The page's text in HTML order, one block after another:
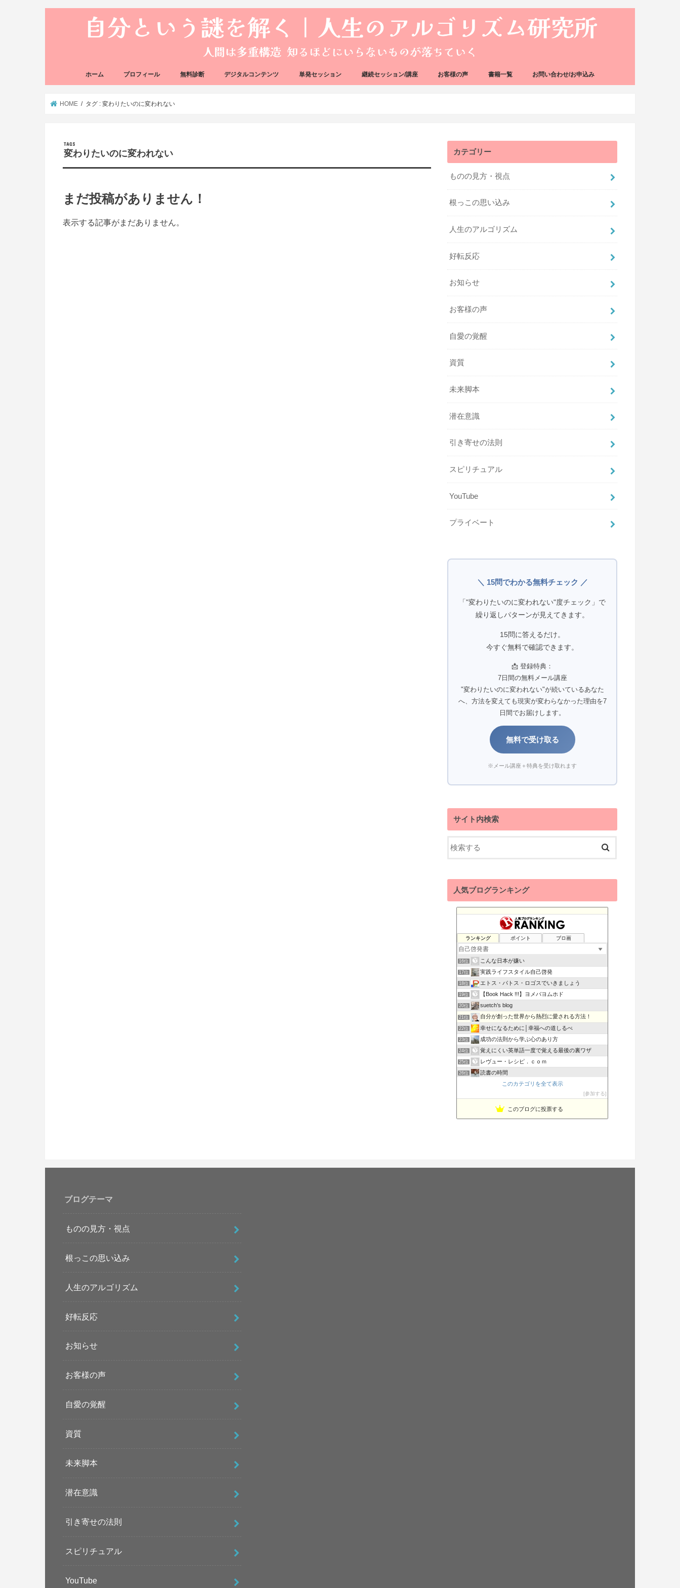
ホーム プロフィール 無料診断 デジタルコンテンツ 単発セッション 継続セッション/講座 お客様の声 書籍一覧 お問い合わせ/お申込み
HOME タグ : 変わりたいのに変われない
変わりたいのに変われない
まだ投稿がありません！
表示する記事がまだありません。
カテゴリー
ものの見方・視点
根っこの思い込み
人生のアルゴリズム
好転反応
お知らせ
お客様の声
自愛の覚醒
資質
未来脚本
潜在意識
引き寄せの法則
スピリチュアル
YouTube
プライベート
＼ 15問でわかる無料チェック ／
「"変わりたいのに変われない"度チェック」で
繰り返しパターンが見えてきます。
15問に答えるだけ。
今すぐ無料で確認できます。
📩 登録特典：
7日間の無料メール講座
"変わりたいのに変われない"が続いているあなた
へ、方法を変えても現実が変わらなかった理由を7
日間でお届けします。
無料で受け取る
※メール講座＋特典を受け取れます
サイト内検索
人気ブログランキング
ランキング ポイント ブロ画
14位 書評 ビジネスマンが好きそうな本を偉そうに語る…
15位 笑顔の法則mayu-june0625のブログ
16位 こんな日本が嫌い
17位 実践ライフスタイル自己啓発
18位 エトス・パトス・ロゴスでいきましょう
19位 【Book Hack !!!】ヨメバヨムホド
20位 suetch’s blog
21位 自分が創った世界から熱烈に愛される方法！
22位 幸せになるために│幸福への道しるべ
23位 成功の法則から学ぶ心のあり方
24位 覚えにくい英単語一度で覚える最後の裏ワザ
25位 レヴュー・レシピ．ｃｏｍ
26位 読書の時間
稼げる考え方
借金5000万円 崖っぷち社長の返済&スピリチュアル探訪記
このカテゴリを全て表示
参加する
このブログに投票する
ブログテーマ
ものの見方・視点
根っこの思い込み
人生のアルゴリズム
好転反応
お知らせ
お客様の声
自愛の覚醒
資質
未来脚本
潜在意識
引き寄せの法則
スピリチュアル
YouTube